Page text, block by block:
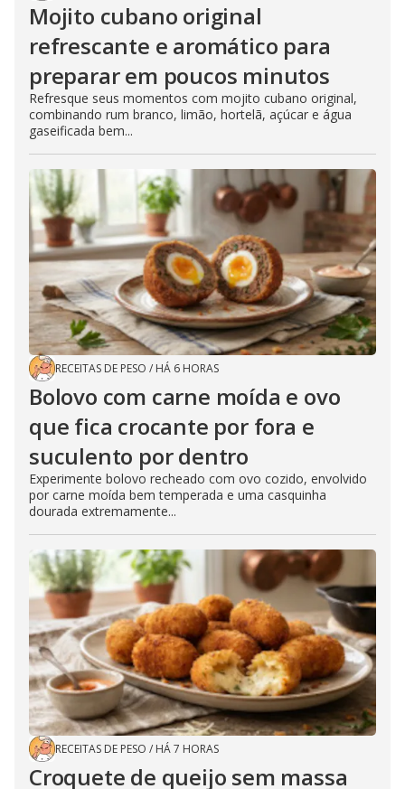
Mojito cubano original
refrescante e aromático para
preparar em poucos minutos
Refresque seus momentos com mojito cubano original,
combinando rum branco, limão, hortelã, açúcar e água
gaseificada bem...
RECEITAS DE PESO / HÁ 6 HORAS
Bolovo com carne moída e ovo
que fica crocante por fora e
suculento por dentro
Experimente bolovo recheado com ovo cozido, envolvido
por carne moída bem temperada e uma casquinha
dourada extremamente...
RECEITAS DE PESO / HÁ 7 HORAS
Croquete de queijo sem massa